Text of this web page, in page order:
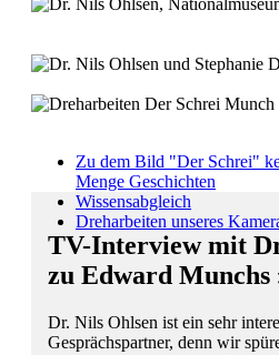
Zu dem Bild "Der Schrei"
Menge Geschichten
Wissensabgleich
Dreharbeiten unseres
TV-Interview mit
zu Edward Munchs
Dr. Nils Ohlsen ist ein sehr
Gesprächspartner, denn wir